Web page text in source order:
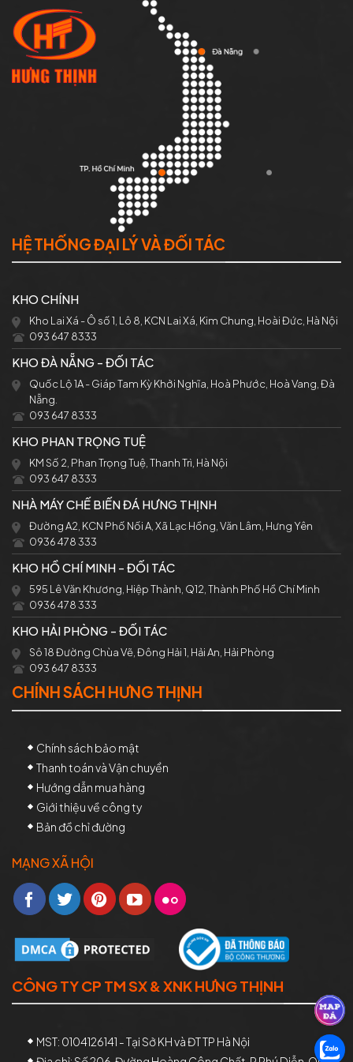
HỆ THỐNG ĐẠI LÝ VÀ ĐỐI TÁC
KHO CHÍNH
Kho Lai Xá - Ô số 1, Lô 8, KCN Lai Xá, Kim Chung, Hoài Đức, Hà Nội
093 647 8333
KHO ĐÀ NẴNG - ĐỐI TÁC
Quốc Lộ 1A - Giáp Tam Kỳ Khởi Nghĩa, Hoà Phước, Hoà Vang, Đà
Nẵng.
093 647 8333
KHO PHAN TRỌNG TUỆ
KM Số 2, Phan Trọng Tuệ, Thanh Trì, Hà Nội
093 647 8333
NHÀ MÁY CHẾ BIẾN ĐÁ HƯNG THỊNH
Đường A2, KCN Phố Nối A, Xã Lạc Hồng, Văn Lâm, Hưng Yên
0936 478 333
KHO HỒ CHÍ MINH - ĐỐI TÁC
595 Lê Văn Khương, Hiệp Thành, Q12, Thành Phố Hồ Chí Minh
0936 478 333
KHO HẢI PHÒNG - ĐỐI TÁC
Sô 18 Đường Chùa Vẽ, Đông Hải 1, Hải An, Hải Phòng
093 647 8333
CHÍNH SÁCH HƯNG THỊNH
Chính sách bảo mật
Thanh toán và Vận chuyển
Hướng dẫn mua hàng
Giới thiệu về công ty
Bản đồ chỉ đường
MẠNG XÃ HỘI
CÔNG TY CP TM SX & XNK HƯNG THỊNH
MST: 0104126141 - Tại Sở KH và ĐT TP Hà Nội